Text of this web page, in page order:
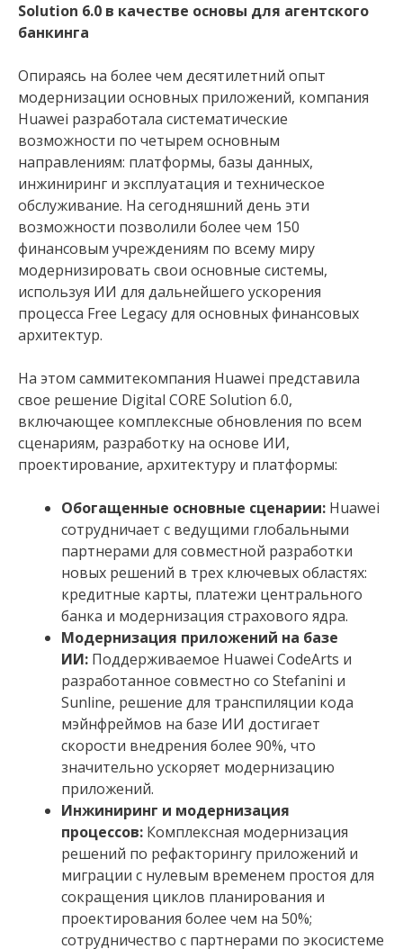
Solution 6.0 в качестве основы для агентского
банкинга
Опираясь на более чем десятилетний опыт
модернизации основных приложений, компания
Huawei разработала систематические
возможности по четырем основным
направлениям: платформы, базы данных,
инжиниринг и эксплуатация и техническое
обслуживание. На сегодняшний день эти
возможности позволили более чем 150
финансовым учреждениям по всему миру
модернизировать свои основные системы,
используя ИИ для дальнейшего ускорения
процесса Free Legacy для основных финансовых
архитектур.
На этом саммитекомпания Huawei представила
свое решение Digital CORE Solution 6.0,
включающее комплексные обновления по всем
сценариям, разработку на основе ИИ,
проектирование, архитектуру и платформы:
Обогащенные основные сценарии: Huawei
сотрудничает с ведущими глобальными
партнерами для совместной разработки
новых решений в трех ключевых областях:
кредитные карты, платежи центрального
банка и модернизация страхового ядра.
Модернизация приложений на базе
ИИ: Поддерживаемое Huawei CodeArts и
разработанное совместно со Stefanini и
Sunline, решение для транспиляции кода
мэйнфреймов на базе ИИ достигает
скорости внедрения более 90%, что
значительно ускоряет модернизацию
приложений.
Инжиниринг и модернизация
процессов: Комплексная модернизация
решений по рефакторингу приложений и
миграции с нулевым временем простоя для
сокращения циклов планирования и
проектирования более чем на 50%;
сотрудничество с партнерами по экосистеме